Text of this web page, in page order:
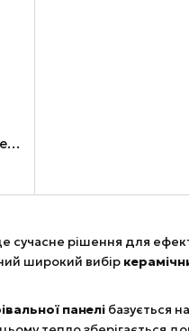
сучасне рішення для
широкий вибір
панелі базується
Комплект опор для керамічних панелей Ardesto HCP, Teploceramic TCM/TCH, SUNWAY SW/SWRE/SWH/SWHRE